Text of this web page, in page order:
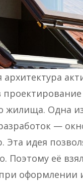
жилища. Одна
—
Эта идея
Поэтому её
оформлении